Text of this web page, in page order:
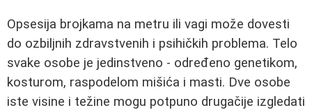
Opsesija brojkama na metru ili vagi može dovesti
do ozbiljnih zdravstvenih i psihičkih problema. Telo
svake osobe je jedinstveno - određeno genetikom,
kosturom, raspodelom mišića i masti. Dve osobe
iste visine i težine mogu potpuno drugačije izgledati